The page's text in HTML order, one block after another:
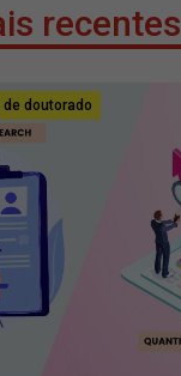
recentes
doutorado